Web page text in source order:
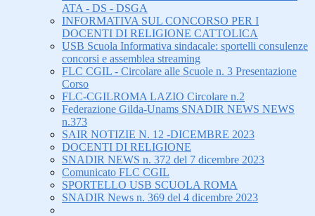
ATA - DS - DSGA
INFORMATIVA SUL CONCORSO PER I
DOCENTI DI RELIGIONE CATTOLICA
USB Scuola Informativa sindacale: sportelli consulenze
concorsi e assemblea streaming
FLC CGIL - Circolare alle Scuole n. 3 Presentazione
Corso
FLC-CGILROMA LAZIO Circolare n.2
Federazione Gilda-Unams SNADIR NEWS NEWS
n.373
SAIR NOTIZIE N. 12 -DICEMBRE 2023
DOCENTI DI RELIGIONE
SNADIR NEWS n. 372 del 7 dicembre 2023
Comunicato FLC CGIL
SPORTELLO USB SCUOLA ROMA
SNADIR News n. 369 del 4 dicembre 2023